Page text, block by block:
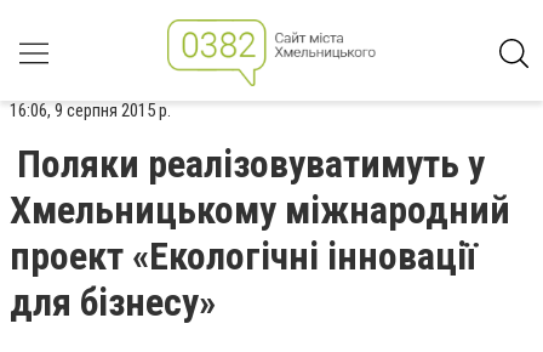
16:06, 9 серпня 2015 р.
Поляки реалізовуватимуть у
Хмельницькому міжнародний
проект «Екологічні інновації
для бізнесу»